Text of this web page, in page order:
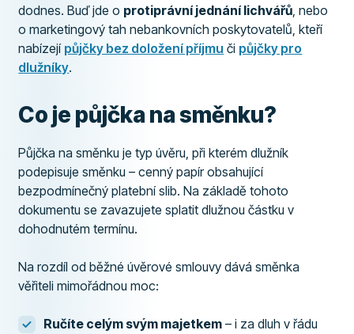
dodnes. Buď jde o protiprávní jednání lichvářů, nebo
o marketingový tah nebankovních poskytovatelů, kteří
nabízejí půjčky bez doložení příjmu či půjčky pro
dlužníky.
Co je půjčka na směnku?
Půjčka na směnku je typ úvěru, při kterém dlužník
podepisuje směnku – cenný papír obsahující
bezpodmínečný platební slib. Na základě tohoto
dokumentu se zavazujete splatit dlužnou částku v
dohodnutém termínu.
Na rozdíl od běžné úvěrové smlouvy dává směnka
věřiteli mimořádnou moc:
Ručíte celým svým majetkem – i za dluh v řádu